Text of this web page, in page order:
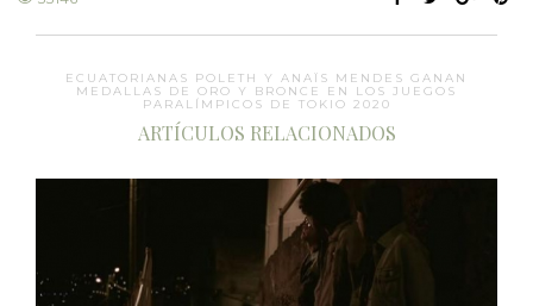
ECUATORIANAS POLETH Y ANAÏS MENDES GANAN
MEDALLAS DE ORO Y BRONCE EN LOS JUEGOS
PARALÍMPICOS DE TOKIO 2020
ARTÍCULOS RELACIONADOS